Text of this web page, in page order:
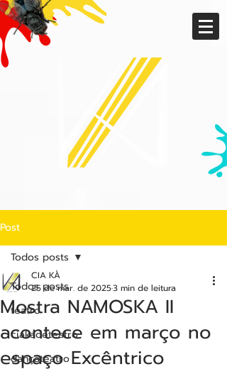
Post
Todos posts
teatro
ciakadeteatro
dançateatro
Todos posts
Mostra NAMOSKA II
acontece em março no
espaço Excêntrico
CIA KÀ
25 de mar. de 20253 min de leitura